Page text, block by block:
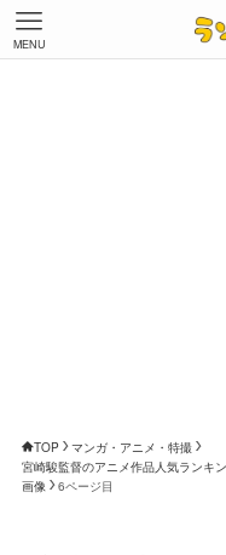
MENU
TOP
マンガ・アニメ・特撮
宮崎駿監督のアニメ作品人気ランキ
画像
6ページ目